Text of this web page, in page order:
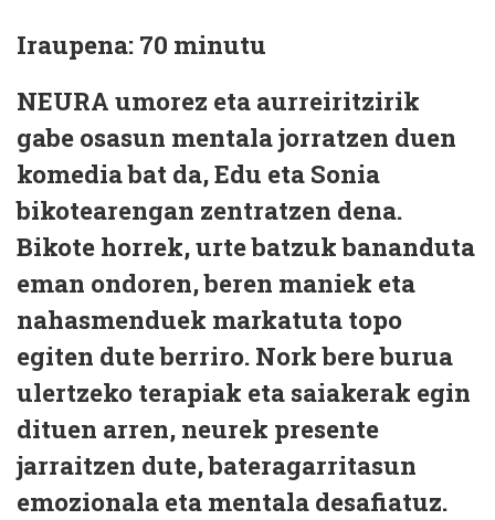
Iraupena: 70 minutu
NEURA umorez eta aurreiritzirik
gabe osasun mentala jorratzen duen
komedia bat da, Edu eta Sonia
bikotearengan zentratzen dena.
Bikote horrek, urte batzuk bananduta
eman ondoren, beren maniek eta
nahasmenduek markatuta topo
egiten dute berriro. Nork bere burua
ulertzeko terapiak eta saiakerak egin
dituen arren, neurek presente
jarraitzen dute, bateragarritasun
emozionala eta mentala desafiatuz.